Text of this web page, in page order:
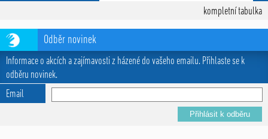
kompletní tabulka
Odběr novinek
Informace o akcích a zajímavosti z házené do vašeho emailu. Přihlaste se k
odběru novinek.
Email